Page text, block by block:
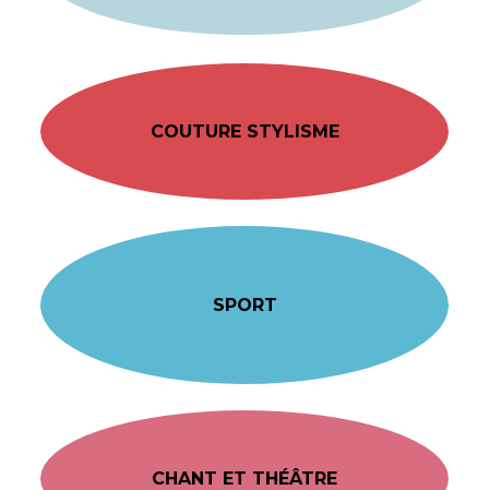
COUTURE STYLISME
SPORT
CHANT ET THÉÂTRE